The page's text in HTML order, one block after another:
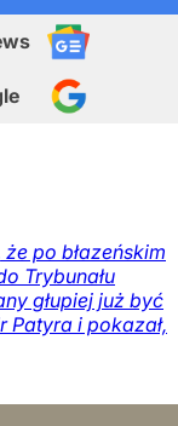
że po błazeńskim
Trybunału
głupiej już być
Patyra i pokazał,